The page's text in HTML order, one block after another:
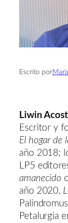
Escrito por
Liwin
Escritor y
El hogar de
año 2018;
LP5
amanecido
año 2020,
Petalurgia